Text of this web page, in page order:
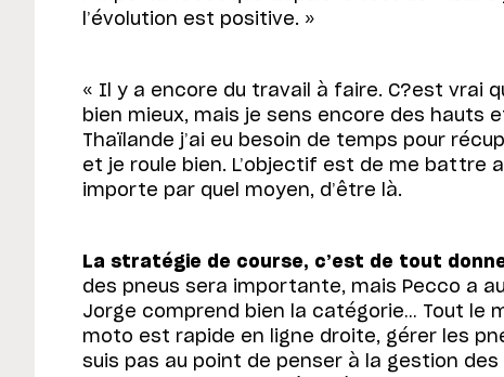
l’évolution est positive. »
« Il y a encore du travail à faire. C?est vrai
bien mieux, mais je sens encore des hauts
Thaïlande j’ai eu besoin de temps pour
et je roule bien. L’objectif est de me battre
importe par quel moyen, d’être là.
La stratégie de course, c’est de tout
des pneus sera importante, mais Pecco a
Jorge comprend bien la catégorie… Tout le
moto est rapide en ligne droite, gérer les
suis pas au point de penser à la gestion